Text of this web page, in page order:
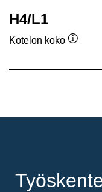
H4/L1
Kotelon koko